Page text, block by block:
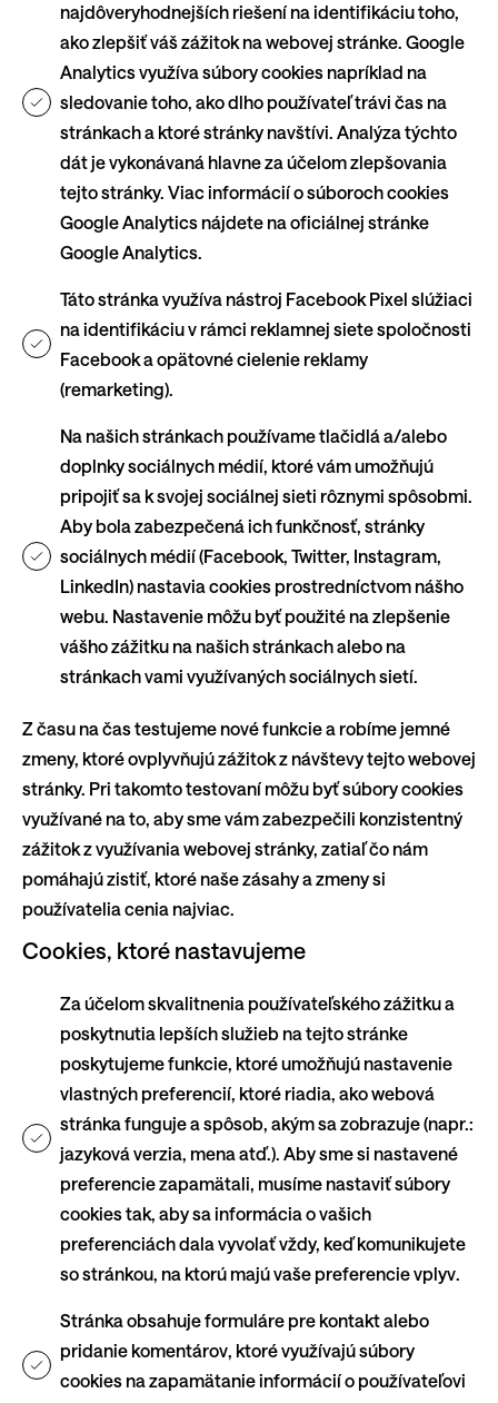
najdôveryhodnejších riešení na identifikáciu toho,
ako zlepšiť váš zážitok na webovej stránke. Google
Analytics využíva súbory cookies napríklad na
sledovanie toho, ako dlho používateľ trávi čas na
stránkach a ktoré stránky navštívi. Analýza týchto
dát je vykonávaná hlavne za účelom zlepšovania
tejto stránky. Viac informácií o súboroch cookies
Google Analytics nájdete na oficiálnej stránke
Google Analytics.
Táto stránka využíva nástroj Facebook Pixel slúžiaci
na identifikáciu v rámci reklamnej siete spoločnosti
Facebook a opätovné cielenie reklamy
(remarketing).
Na našich stránkach používame tlačidlá a/alebo
doplnky sociálnych médií, ktoré vám umožňujú
pripojiť sa k svojej sociálnej sieti rôznymi spôsobmi.
Aby bola zabezpečená ich funkčnosť, stránky
sociálnych médií (Facebook, Twitter, Instagram,
LinkedIn) nastavia cookies prostredníctvom nášho
webu. Nastavenie môžu byť použité na zlepšenie
vášho zážitku na našich stránkach alebo na
stránkach vami využívaných sociálnych sietí.
Z času na čas testujeme nové funkcie a robíme jemné
zmeny, ktoré ovplyvňujú zážitok z návštevy tejto webovej
stránky. Pri takomto testovaní môžu byť súbory cookies
využívané na to, aby sme vám zabezpečili konzistentný
zážitok z využívania webovej stránky, zatiaľ čo nám
pomáhajú zistiť, ktoré naše zásahy a zmeny si
používatelia cenia najviac.
Cookies, ktoré nastavujeme
Za účelom skvalitnenia používateľského zážitku a
poskytnutia lepších služieb na tejto stránke
poskytujeme funkcie, ktoré umožňujú nastavenie
vlastných preferencií, ktoré riadia, ako webová
stránka funguje a spôsob, akým sa zobrazuje (napr.:
jazyková verzia, mena atď.). Aby sme si nastavené
preferencie zapamätali, musíme nastaviť súbory
cookies tak, aby sa informácia o vašich
preferenciách dala vyvolať vždy, keď komunikujete
so stránkou, na ktorú majú vaše preferencie vplyv.
Stránka obsahuje formuláre pre kontakt alebo
pridanie komentárov, ktoré využívajú súbory
cookies na zapamätanie informácií o používateľovi